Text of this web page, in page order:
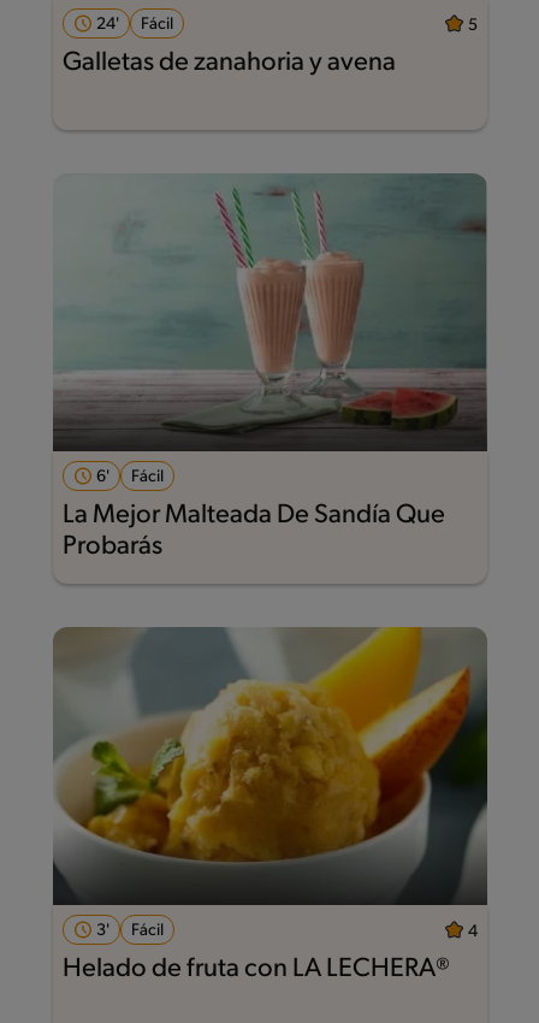
24' Fácil 5
Galletas de zanahoria y avena
6' Fácil
La Mejor Malteada De Sandía Que
Probarás
3' Fácil 4
Helado de fruta con LA LECHERA®